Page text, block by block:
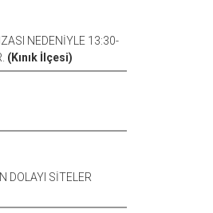
NEDENİYLE 13:30-
(Kınık İlçesi)
DOLAYI SİTELER